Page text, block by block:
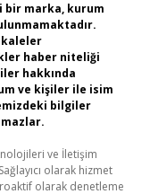
bir marka, kurum
haber niteliği
hakkında
ve kişiler ile isim
bilgiler
ve İletişim
olarak hizmet
olarak denetleme